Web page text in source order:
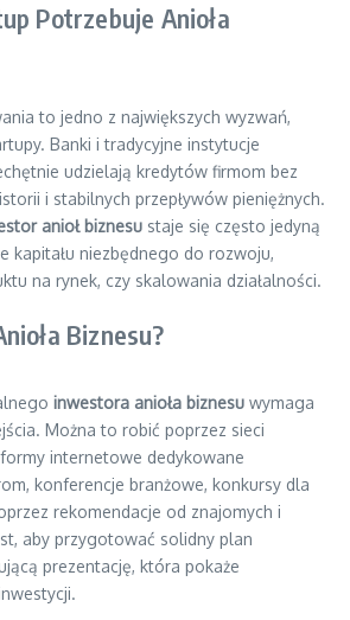
Potrzebuje Anioła
to jedno z największych wyzwań,
Banki i tradycyjne instytucje
udzielają kredytów firmom bez
i stabilnych przepływów pieniężnych.
anioł biznesu staje się często jedyną
kapitału niezbędnego do rozwoju,
na rynek, czy skalowania działalności.
Biznesu?
inwestora anioła biznesu wymaga
Można to robić poprzez sieci
internetowe dedykowane
konferencje branżowe, konkursy dla
rekomendacje od znajomych i
aby przygotować solidny plan
prezentację, która pokaże